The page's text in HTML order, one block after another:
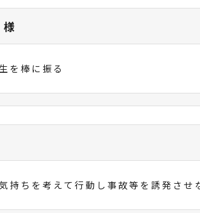
を棒に振る
持ちを考えて行動し事故等を誘発させ